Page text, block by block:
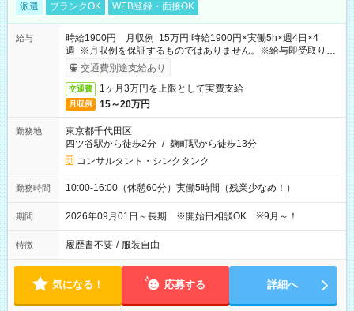
派遣 ブランクOK WEB登録・面接OK
給与
時給1900円 月収例 15万円 時給1900円×実働5h×週4日×4
週 ※月収例を保証するものではありません。※給与即受取りサ
ービス利用可（利用条件有）
交通費別途支給あり
交通費 1ヶ月3万円を上限として実費支給
月収例 15～20万円
勤務地
東京都千代田区
四ツ谷駅から徒歩2分 / 麹町駅から徒歩13分
コンサルタント・シンクタンク
勤務時間 10:00-16:00（休憩60分）実働5時間（残業少なめ！）
期間 2026年09月01日～長期 ※開始日相談OK ※9月～！
特徴 履歴書不要 / 服装自由
気になる！ 応募する 詳細へ